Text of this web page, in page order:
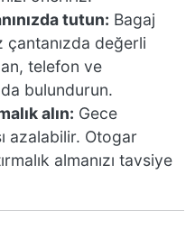
tutun: Bagaj
değerli
telefon ve
bulundurun.
alın: Gece
azalabilir. Otogar
almanızı tavsiye